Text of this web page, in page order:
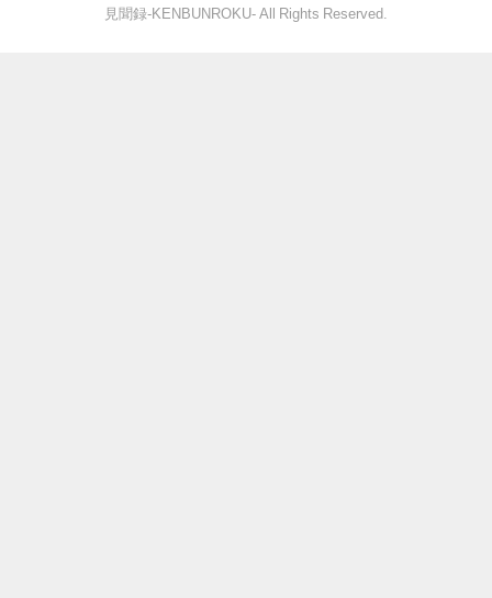
見聞録‐KENBUNROKU- All Rights Reserved.